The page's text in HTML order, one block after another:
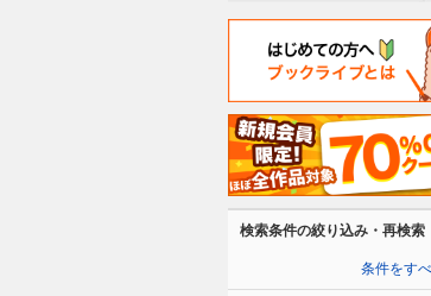
検索条件の絞り込み・再検索
条件をす